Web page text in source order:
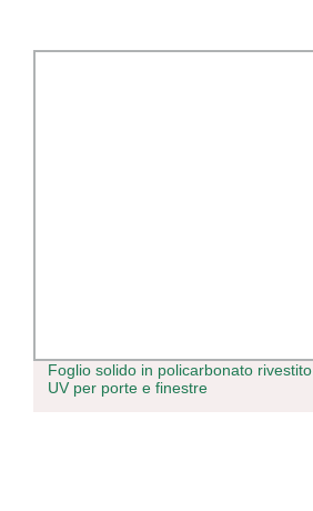
Foglio solido in policarbonato rivestito
UV per porte e finestre